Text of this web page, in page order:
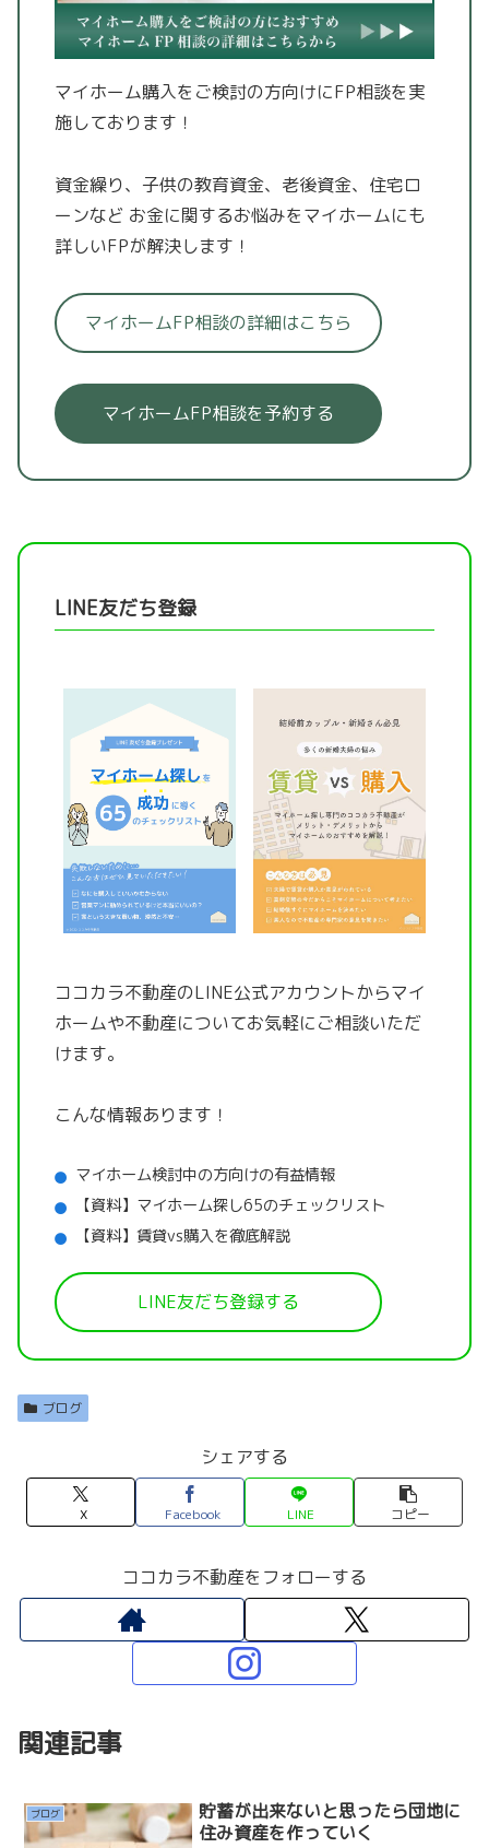
マイホーム購入をご検討の方向けにFP相談を実
施しております！
資金繰り、子供の教育資金、老後資金、住宅ロ
ーンなど お金に関するお悩みをマイホームにも
詳しいFPが解決します！
マイホームFP相談の詳細はこちら
マイホームFP相談を予約する
LINE友だち登録
ココカラ不動産のLINE公式アカウントからマイ
ホームや不動産についてお気軽にご相談いただ
けます。
こんな情報あります！
マイホーム検討中の方向けの有益情報
【資料】マイホーム探し65のチェックリスト
【資料】賃貸vs購入を徹底解説
LINE友だち登録する
ブログ
シェアする
X Facebook LINE コピー
ココカラ不動産をフォローする
関連記事
ブログ
貯蓄が出来ないと思ったら団地に
住み資産を作っていく